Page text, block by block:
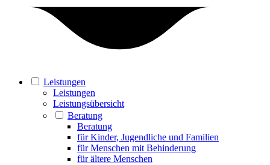
Leistungen
Leistungen
Leistungsübersicht
Beratung
Beratung
für Kinder, Jugendliche und Familien
für Menschen mit Behinderung
für ältere Menschen